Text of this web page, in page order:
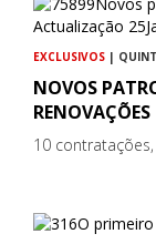
EXCLUSIVOS |
NOVOS
10